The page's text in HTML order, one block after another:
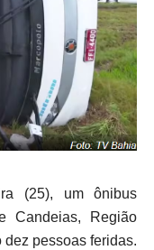
(25), um ônibus
Candeias, Região
pessoas feridas.